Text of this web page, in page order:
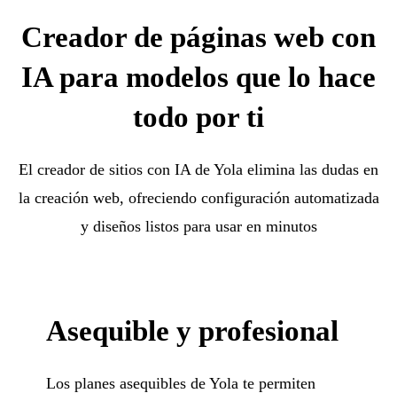
Creador de páginas web con
IA para modelos que lo hace
todo por ti
El creador de sitios con IA de Yola elimina las dudas en
la creación web, ofreciendo configuración automatizada
y diseños listos para usar en minutos
Asequible y profesional
Los planes asequibles de Yola te permiten